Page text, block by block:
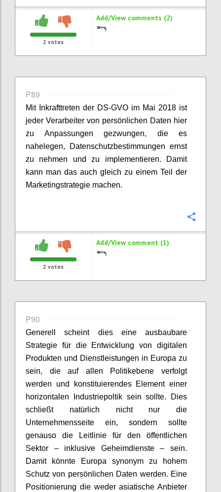
2 votes
Add/View comments (2)
P89
Mit Inkrafttreten der DS-GVO im Mai 2018 ist
jeder Verarbeiter von persönlichen Daten hier
zu Anpassungen gezwungen, die es
nahelegen, Datenschutzbestimmungen ernst
zu nehmen und zu implementieren. Damit
kann man das auch gleich zu einem Teil der
Marketingstrategie machen.
2 votes
Add/View comment (1)
P90
Generell scheint dies eine ausbaubare
Strategie für die Entwicklung von digitalen
Produkten und Dienstleistungen in Europa zu
sein, die auf allen Politikebene verfolgt
werden und konstituierendes Element einer
horizontalen Industriepoltik sein sollte. Dies
schließt natürlich nicht nur die
Unternehmensseite ein, sondern sollte
genauso die Leitlinie für den öffentlichen
Sektor – inklusive Geheimdienste – sein.
Damit könnte Europa synonym zu hohem
Schutz von persönlichen Daten werden. Eine
Positionierung die weder asiatische Anbieter